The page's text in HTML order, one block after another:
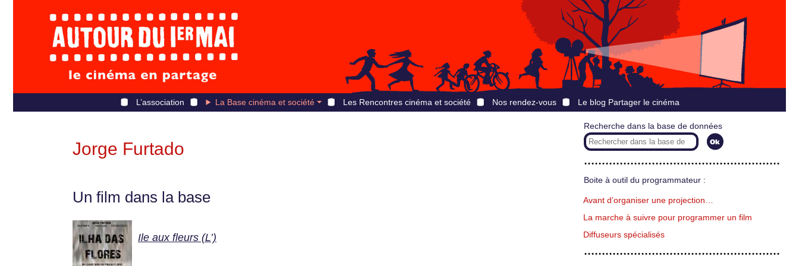
L’association La Base cinéma et société Les Rencontres cinéma et société Nos rendez-vous Le blog Partager le cinéma
Jorge Furtado
Un film dans la base
Ile aux fleurs (L’)
Recherche dans la base de données
Boite à outil du programmateur :
Avant d’organiser une projection…
La marche à suivre pour programmer un film
Diffuseurs spécialisés